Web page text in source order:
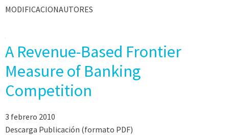
MODIFICACIONAUTORES
A Revenue-Based Frontier
Measure of Banking
Competition
3 febrero 2010
Descarga Publicación (formato PDF)